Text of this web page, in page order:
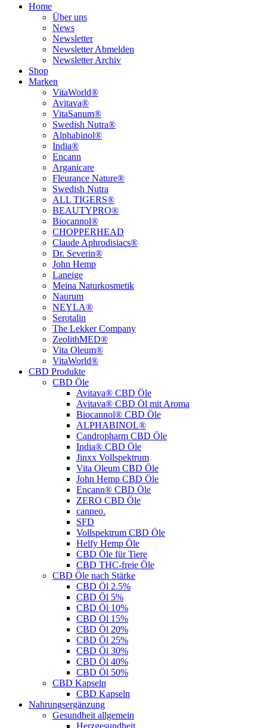
Home
Über uns
News
Newsletter
Newsletter Abmelden
Newsletter Archiv
Shop
Marken
VitaWorld®
Avitava®
VitaSanum®
Swedish Nutra®
Alphabinol®
India®
Encann
Arganicare
Fleurance Nature®
Swedish Nutra
ALL TIGERS®
BEAUTYPRO®
Biocannol®
CHOPPERHEAD
Claude Aphrodisiacs®
Dr. Severin®
John Hemp
Laneige
Meina Naturkosmetik
Naurum
NEYLA®
Serotalin
The Lekker Company
ZeolithMED®
Vita Oleum®
VitaWorld®
CBD Produkte
CBD Öle
Avitava® CBD Öle
Avitava® CBD Öl mit Aroma
Biocannol® CBD Öle
ALPHABINOL®
Candropharm CBD Öle
India® CBD Öle
Jinxx Vollspektrum
Vita Oleum CBD Öle
John Hemp CBD Öle
Encann® CBD Öle
ZERO CBD Öle
canneo.
SFD
Vollspektrum CBD Öle
Helfy Hemp Öle
CBD Öle für Tiere
CBD THC-freie Öle
CBD Öle nach Stärke
CBD Öl 2.5%
CBD Öl 5%
CBD Öl 10%
CBD Öl 15%
CBD Öl 20%
CBD Öl 25%
CBD Öl 30%
CBD Öl 40%
CBD Öl 50%
CBD Kapseln
CBD Kapseln
Nahrungsergänzung
Gesundheit allgemein
Herzgesundheit